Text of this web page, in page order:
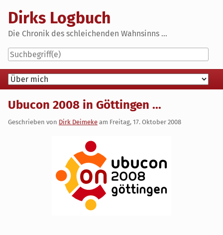
content
Dirks Logbuch
Die Chronik des schleichenden Wahnsinns ...
Navigation
Ubucon 2008 in Göttingen ...
Geschrieben von Dirk Deimeke am Freitag, 17. Oktober 2008